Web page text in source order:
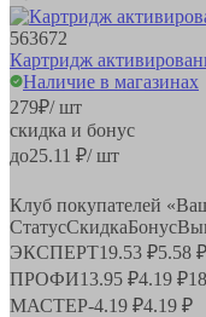
563672
Картридж
Наличие в магазинах
279₽/ шт
скидка и бонус
до25.11 ₽/ шт
Клуб покупателей
СтатусСкидкаБонус
ЭКСПЕРТ19.53 ₽5.58 ₽
ПРОФИ13.95 ₽4.19 ₽
МАСТЕР-4.19 ₽4.19 ₽